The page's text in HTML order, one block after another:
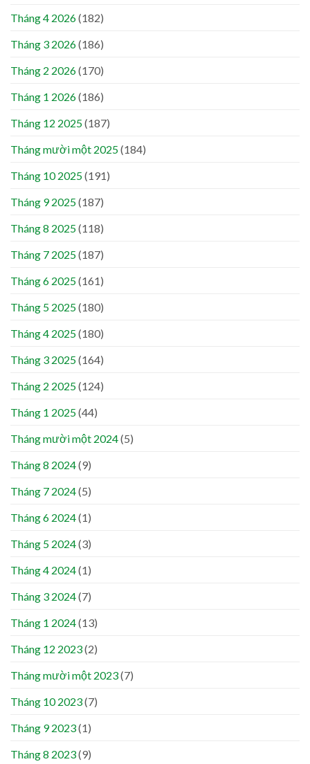
Tháng 4 2026(182)
Tháng 3 2026(186)
Tháng 2 2026(170)
Tháng 1 2026(186)
Tháng 12 2025(187)
Tháng mười một 2025(184)
Tháng 10 2025(191)
Tháng 9 2025(187)
Tháng 8 2025(118)
Tháng 7 2025(187)
Tháng 6 2025(161)
Tháng 5 2025(180)
Tháng 4 2025(180)
Tháng 3 2025(164)
Tháng 2 2025(124)
Tháng 1 2025(44)
Tháng mười một 2024(5)
Tháng 8 2024(9)
Tháng 7 2024(5)
Tháng 6 2024(1)
Tháng 5 2024(3)
Tháng 4 2024(1)
Tháng 3 2024(7)
Tháng 1 2024(13)
Tháng 12 2023(2)
Tháng mười một 2023(7)
Tháng 10 2023(7)
Tháng 9 2023(1)
Tháng 8 2023(9)